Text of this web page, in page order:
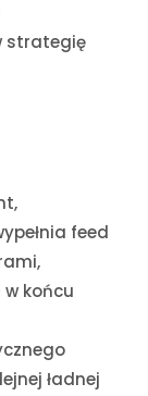
strategię
feed
końcu
ładnej